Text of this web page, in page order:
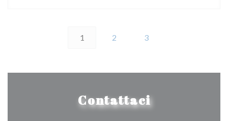
1 2 3
Contattaci